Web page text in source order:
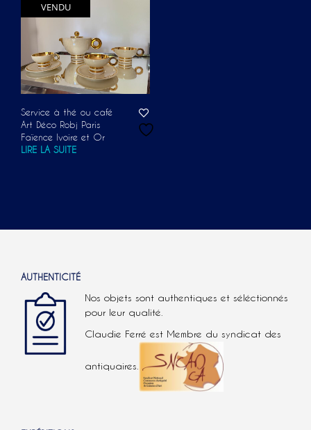
VENDU
Service à thé ou café
Art Déco Robj Paris
Faïence Ivoire et Or
LIRE LA SUITE
AUTHENTICITÉ
Nos objets sont authentiques et séléctionnés
pour leur qualité.
Claudie Ferré est Membre du syndicat des
antiquaires.